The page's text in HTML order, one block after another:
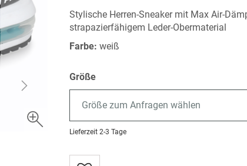
Stylische Herren-Sneaker mit Max Air-
strapazierfähigem Leder-Obermaterial
Farbe:weiß
Größe
Größe zum Anfragen wählen
Lieferzeit 2-3 Tage